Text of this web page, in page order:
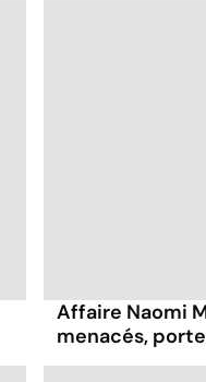
Affaire Naomi
menacés,